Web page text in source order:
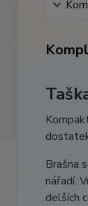
Brašna
nářadí.
delších